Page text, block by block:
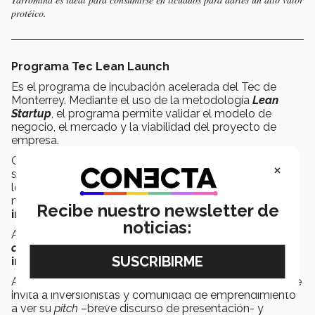
protéico.
Programa Tec Lean Launch
Es el programa de incubación acelerada del Tec de
Monterrey. Mediante el uso de la metodología Lean
Startup , el programa permite validar el modelo de
negocio, el mercado y la viabilidad del proyecto de
empresa.
Con esta metodología se puede llevar el proyecto al
siguiente nivel en un plazo de 5 meses. En ese tiempo
los emprendedores tienen acceso a 24 horas de
mentorías por parte de una red de
mentores de alto
impacto.
Además, tienen acceso a un espacio de trabajo en el
coworking spacede laZona de Emprendimiento
innovador (Zona Ei).
Al finalizar el programa se realiza elDEMO daydonde se
invita a inversionistas y comunidad de emprendimiento
a ver su pitch –breve discurso de presentación- y
×
Recibe nuestro newsletter de
noticias: